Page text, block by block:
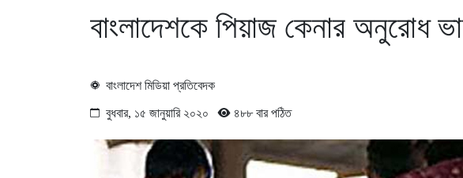
বাংলাদেশকে পিয়াজ কেনার অনুরোধ
বাংলাদেশ মিডিয়া প্রতিবেদক
বুধবার, ১৫ জানুয়ারি ২০২০ ৪৮৮ বার পঠিত